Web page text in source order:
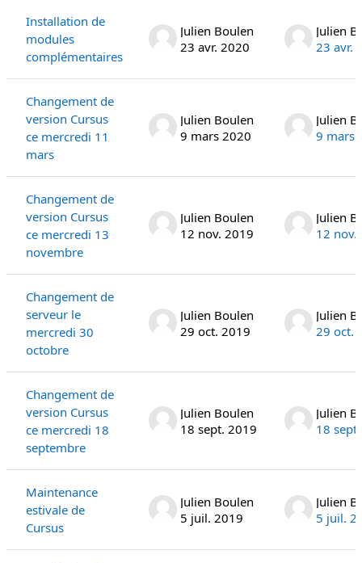
Installation de
modules
complémentaires
Julien Boulen
23 avr. 2020
Julien
23 avr.
Changement de
version Cursus
ce mercredi 11
mars
Julien Boulen
9 mars 2020
Julien
9 mars
Changement de
version Cursus
ce mercredi 13
novembre
Julien Boulen
12 nov. 2019
Julien
12 nov.
Changement de
serveur le
mercredi 30
octobre
Julien Boulen
29 oct. 2019
Julien
29 oct.
Changement de
version Cursus
ce mercredi 18
septembre
Julien Boulen
18 sept. 2019
Julien
18
Maintenance
estivale de
Cursus
Julien Boulen
5 juil. 2019
Julien
5 juil.